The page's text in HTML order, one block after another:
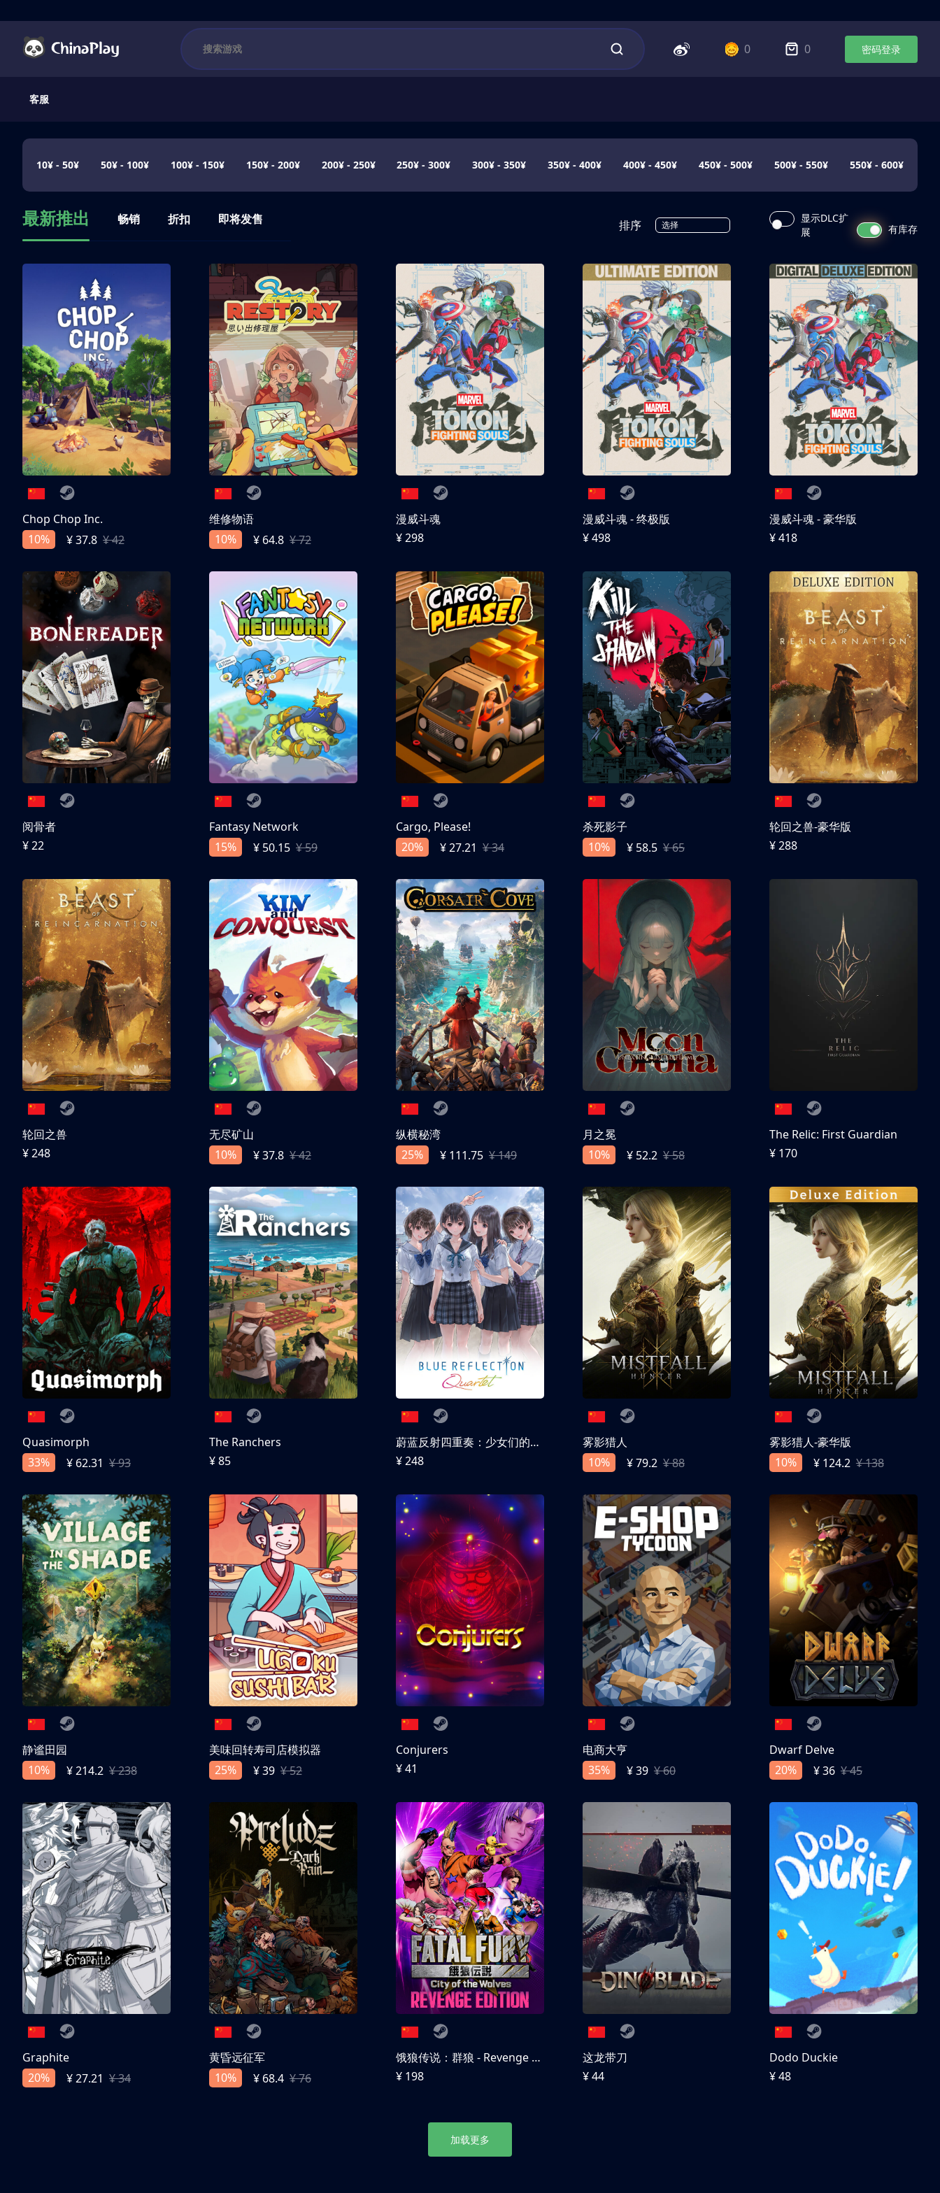
0 0 密码登录
客服
10¥ - 50¥ 50¥ - 100¥ 100¥ - 150¥ 150¥ - 200¥ 200¥ - 250¥ 250¥ - 300¥ 300¥ - 350¥ 350¥ - 400¥ 400¥ - 450¥ 450¥ - 500¥ 500¥ - 550¥ 550¥ - 600¥
最新推出 畅销 折扣 即将发售 排序 选择
显示DLC扩
展
有库存
Chop Chop Inc.
10%
¥ 37.8 ¥ 42
维修物语
10%
¥ 64.8 ¥ 72
漫威斗魂
¥ 298
漫威斗魂 - 终极版
¥ 498
漫威斗魂 - 豪华版
¥ 418
阅骨者
¥ 22
Fantasy Network
15%
¥ 50.15 ¥ 59
Cargo, Please!
20%
¥ 27.21 ¥ 34
杀死影子
10%
¥ 58.5 ¥ 65
轮回之兽-豪华版
¥ 288
轮回之兽
¥ 248
无尽矿山
10%
¥ 37.8 ¥ 42
纵横秘湾
25%
¥ 111.75 ¥ 149
月之冕
10%
¥ 52.2 ¥ 58
The Relic: First Guardian
¥ 170
Quasimorph
33%
¥ 62.31 ¥ 93
The Ranchers
¥ 85
蔚蓝反射四重奏：少女们的奇迹
¥ 248
雾影猎人
10%
¥ 79.2 ¥ 88
雾影猎人-豪华版
10%
¥ 124.2 ¥ 138
静谧田园
10%
¥ 214.2 ¥ 238
美味回转寿司店模拟器
25%
¥ 39 ¥ 52
Conjurers
¥ 41
电商大亨
35%
¥ 39 ¥ 60
Dwarf Delve
20%
¥ 36 ¥ 45
Graphite
20%
¥ 27.21 ¥ 34
黄昏远征军
10%
¥ 68.4 ¥ 76
饿狼传说：群狼 - Revenge Edition
¥ 198
这龙带刀
¥ 44
Dodo Duckie
¥ 48
加载更多